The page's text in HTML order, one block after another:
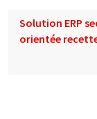
Solution ERP
orientée